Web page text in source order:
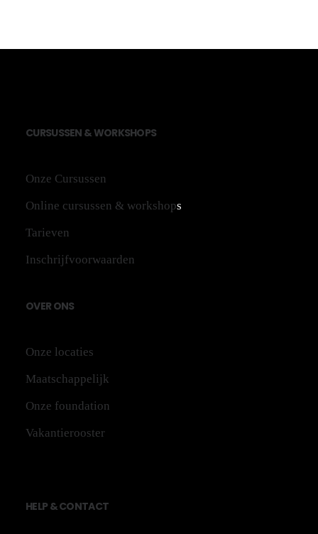
CURSUSSEN &WORKSHOPS
Onze Cursussen
Online cursussen & workshops
Tarieven
Inschrijfvoorwaarden
OVER ONS
Onze locaties
Maatschappelijk
Onze foundation
Vakantierooster
HELP &CONTACT